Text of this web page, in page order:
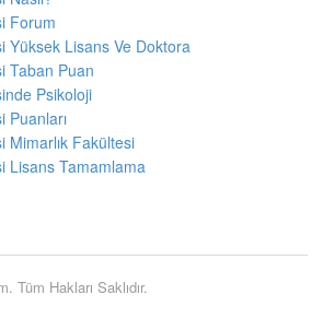
Forum
Yüksek Lisans Ve Doktora
Taban Puan
Psikoloji
Puanları
Mimarlık Fakültesi
Lisans Tamamlama
Hakları Saklıdır.